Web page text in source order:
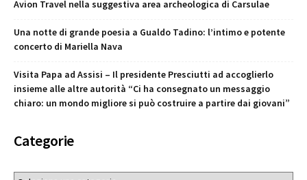
Avion Travel nella suggestiva area archeologica di Carsulae
Una notte di grande poesia a Gualdo Tadino: l’intimo e potente
concerto di Mariella Nava
Visita Papa ad Assisi – Il presidente Presciutti ad accoglierlo
insieme alle altre autorità “Ci ha consegnato un messaggio
chiaro: un mondo migliore si può costruire a partire dai giovani”
Categorie
Categorie